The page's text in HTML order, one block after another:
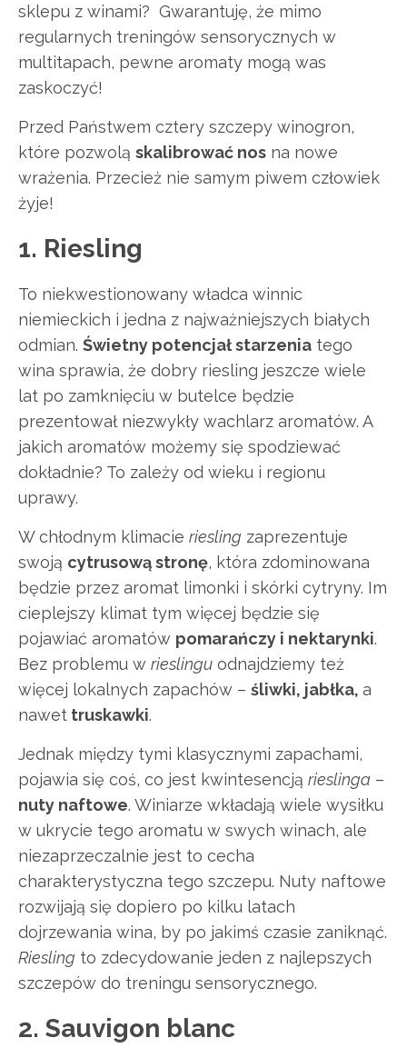
sklepu z winami? Gwarantuję, że mimo
regularnych treningów sensorycznych w
multitapach, pewne aromaty mogą was
zaskoczyć!
Przed Państwem cztery szczepy winogron,
które pozwolą skalibrować nos na nowe
wrażenia. Przecież nie samym piwem człowiek
żyje!
1. Riesling
To niekwestionowany władca winnic
niemieckich i jedna z najważniejszych białych
odmian. Świetny potencjał starzenia tego
wina sprawia, że dobry riesling jeszcze wiele
lat po zamknięciu w butelce będzie
prezentował niezwykły wachlarz aromatów. A
jakich aromatów możemy się spodziewać
dokładnie? To zależy od wieku i regionu
uprawy.
W chłodnym klimacie riesling zaprezentuje
swoją cytrusową stronę, która zdominowana
będzie przez aromat limonki i skórki cytryny. Im
cieplejszy klimat tym więcej będzie się
pojawiać aromatów pomarańczy i nektarynki.
Bez problemu w rieslingu odnajdziemy też
więcej lokalnych zapachów – śliwki, jabłka, a
nawet truskawki.
Jednak między tymi klasycznymi zapachami,
pojawia się coś, co jest kwintesencją rieslinga –
nuty naftowe. Winiarze wkładają wiele wysiłku
w ukrycie tego aromatu w swych winach, ale
niezaprzeczalnie jest to cecha
charakterystyczna tego szczepu. Nuty naftowe
rozwijają się dopiero po kilku latach
dojrzewania wina, by po jakimś czasie zaniknąć.
Riesling to zdecydowanie jeden z najlepszych
szczepów do treningu sensorycznego.
2. Sauvigon blanc